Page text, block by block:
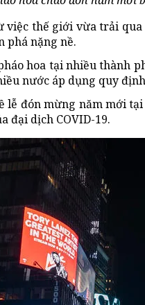
thế giới vừa trải
phá nặng nề.
hoa tại nhiều thành
nước áp dụng quy
lễ đón mừng năm mới
đại dịch COVID-19.